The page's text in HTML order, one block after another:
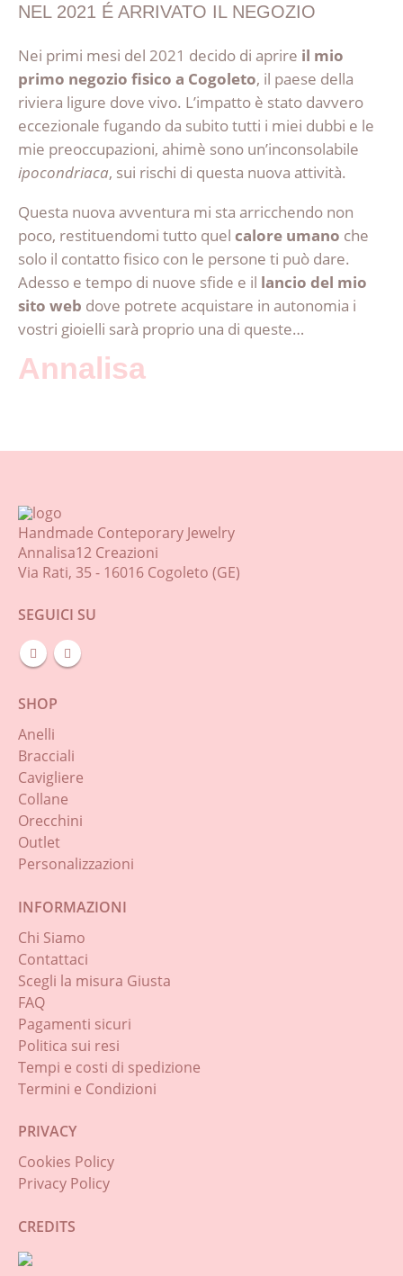
NEL 2021 É ARRIVATO IL NEGOZIO
Nei primi mesi del 2021 decido di aprire il mio
primo negozio fisico a Cogoleto, il paese della
riviera ligure dove vivo. L’impatto è stato davvero
eccezionale fugando da subito tutti i miei dubbi e le
mie preoccupazioni, ahimè sono un’inconsolabile
ipocondriaca, sui rischi di questa nuova attività.
Questa nuova avventura mi sta arricchendo non
poco, restituendomi tutto quel calore umano che
solo il contatto fisico con le persone ti può dare.
Adesso e tempo di nuove sfide e il lancio del mio
sito web dove potrete acquistare in autonomia i
vostri gioielli sarà proprio una di queste…
Annalisa
Handmade Conteporary Jewelry
Annalisa12 Creazioni
Via Rati, 35 - 16016 Cogoleto (GE)
SEGUICI SU
SHOP
Anelli
Bracciali
Cavigliere
Collane
Orecchini
Outlet
Personalizzazioni
INFORMAZIONI
Chi Siamo
Contattaci
Scegli la misura Giusta
FAQ
Pagamenti sicuri
Politica sui resi
Tempi e costi di spedizione
Termini e Condizioni
PRIVACY
Cookies Policy
Privacy Policy
CREDITS